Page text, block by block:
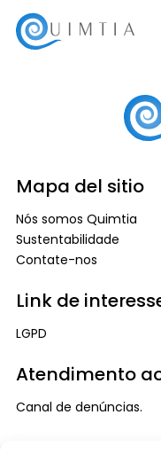
Mapa del sitio
Nós somos Quimtia
Sustentabilidade
Contate-nos
Link de
LGPD
Atendimento
Canal de denúncias.